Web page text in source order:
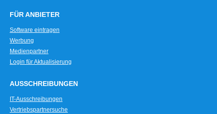
FÜR ANBIETER
Software eintragen
Werbung
Medienpartner
Login für Aktualisierung
AUSSCHREIBUNGEN
IT-Ausschreibungen
Vertriebspartnersuche